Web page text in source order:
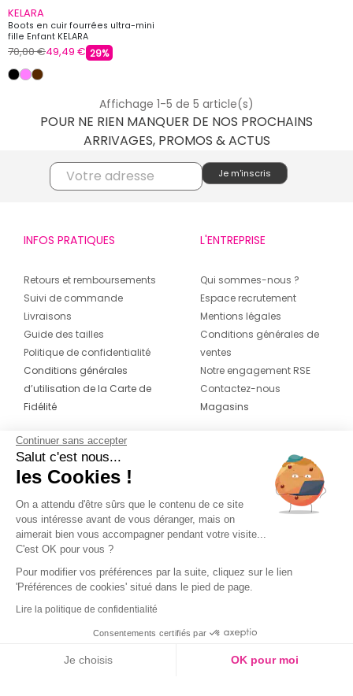
KELARA
Boots en cuir fourrées ultra-mini
fille Enfant KELARA
70,00 €49,49 € 29%
Affichage 1-5 de 5 article(s)
POUR NE RIEN MANQUER DE NOS PROCHAINS
ARRIVAGES, PROMOS & ACTUS
INFOS PRATIQUES
Retours et remboursements
Suivi de commande
Livraisons
Guide des tailles
Politique de confidentialité
Conditions générales
d’utilisation de la Carte de
Fidélité
L'ENTREPRISE
Qui sommes-nous ?
Espace recrutement
Mentions légales
Conditions générales de
ventes
Notre engagement RSE
Contactez-nous
Magasins
CONTACT
04 42 20 78 42
Du lundi au jeudi de 8h30 à 16h30 & le
vendredi de 8h30 à 15h30
Continuer sans accepter
Salut c'est nous...
les Cookies !
On a attendu d'être sûrs que le contenu de ce site
vous intéresse avant de vous déranger, mais on
aimerait bien vous accompagner pendant votre visite...
C'est OK pour vous ?
Pour modifier vos préférences par la suite, cliquez sur le lien
'Préférences de cookies' situé dans le pied de page.
Lire la politique de confidentialité
Consentements certifiés par
Je choisis OK pour moi